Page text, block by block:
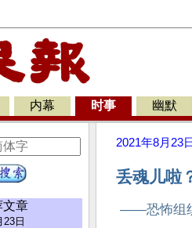
内幕 时事 幽默
文章
23日
2021年8月23日
丢魂儿啦
——恐怖组